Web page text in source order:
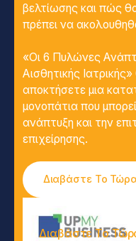
βελτίωσης και πώς
πρέπει να
«Οι 6 Πυλώνες
Αισθητικής
αποκτήσετε μια
μονοπάτια που
ανάπτυξη και την
επιχείρησης.
Διαβάστε Το
Διαβάστε Το